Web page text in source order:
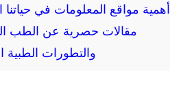
أهمية مواقع المعلومات في حياتنا
مقالات حصرية عن الطب
والتطورات الطبية